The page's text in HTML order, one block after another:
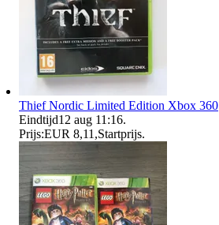
Thief Nordic Limited Edition Xbox 360
Eindtijd12 aug 11:16.
Prijs:EUR 8,11 ,Startprijs.